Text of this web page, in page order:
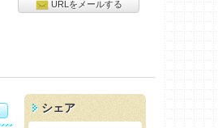
URLをメールする
シェア